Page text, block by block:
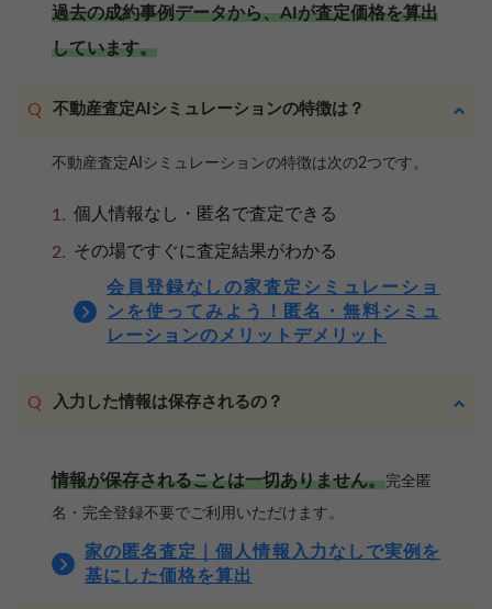
過去の成約事例データから、AIが査定価格を算出
しています。
不動産査定AIシミュレーションの特徴は？
不動産査定AIシミュレーションの特徴は次の2つです。
個人情報なし・匿名で査定できる
その場ですぐに査定結果がわかる
会員登録なしの家査定シミュレーショ
ンを使ってみよう！匿名・無料シミュ
レーションのメリットデメリット
入力した情報は保存されるの？
情報が保存されることは一切ありません。完全匿
名・完全登録不要でご利用いただけます。
家の匿名査定｜個人情報入力なしで実例を
基にした価格を算出